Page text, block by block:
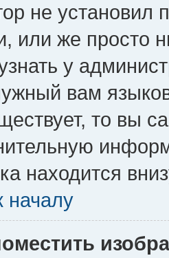
не установил
или же просто
у
вам
то вы
находится
началу